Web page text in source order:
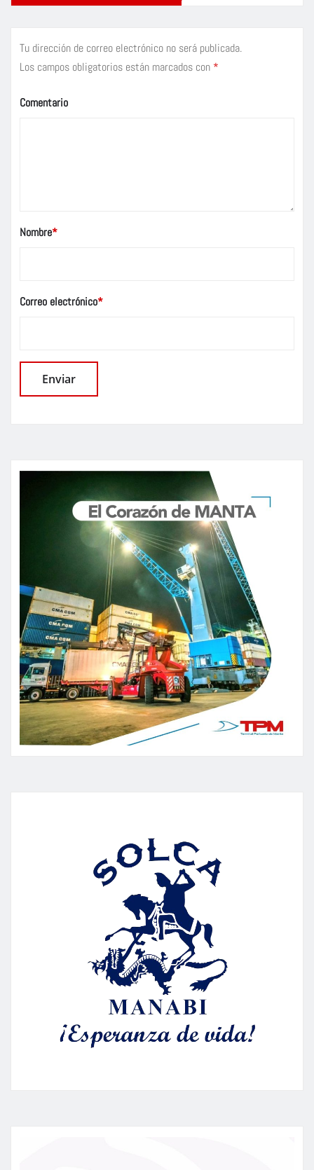
Tu dirección de correo electrónico no será publicada.
Los campos obligatorios están marcados con *
Comentario
Nombre*
Correo electrónico*